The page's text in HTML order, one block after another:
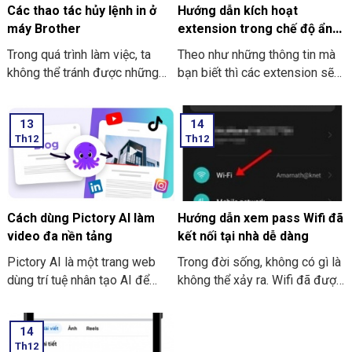
Các thao tác hủy lệnh in ở
máy Brother
Trong quá trình làm việc, ta
không thể tránh được những
Sẽ có lúc bạn lỡ tay nhấn in
nhầm, nhấn nhầm file hay là lỡ
tay nhấn chọn in ra nhiều bản
hơn. Các thao tác hủy lệnh in ở
máy Brother là hủy, không cần
in thêm tài liệu tiếp nữa. Và
việc thực hiện hủy lệnh in là
điều tốt nhất nhằm tránh sự
lãng phí thời gian.
Hướng dẫn kích hoạt
extension trong chế độ ẩn
danh ở Google Chrome
Theo như những thông tin mà
bạn biết thì các extension sẽ
tab ẩn danh ở trên Google
Chrome. Trong bài viết này
THIÊN SƠN COMPUTER sẽ
chỉ cho bạn cách kích hoạt
extension nhé.
13
Th12
Cách dùng Pictory AI làm
video đa nền tảng
Pictory AI là một trang web
dùng trí tuệ nhân tạo AI để
người sử dụng. Bạn có thể tiến
hành thực hiện làm video cho
14
Th12
Hướng dẫn xem pass Wifi đã
kết nối tại nhà dễ dàng
Trong đời sống, không có gì là
không thể xảy ra. Wifi đã được
14
Th12